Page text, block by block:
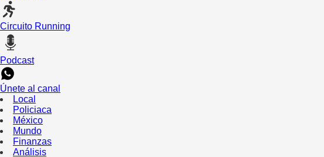
Circuito Running
Podcast
Únete al canal
Local
Policiaca
México
Mundo
Finanzas
Análisis